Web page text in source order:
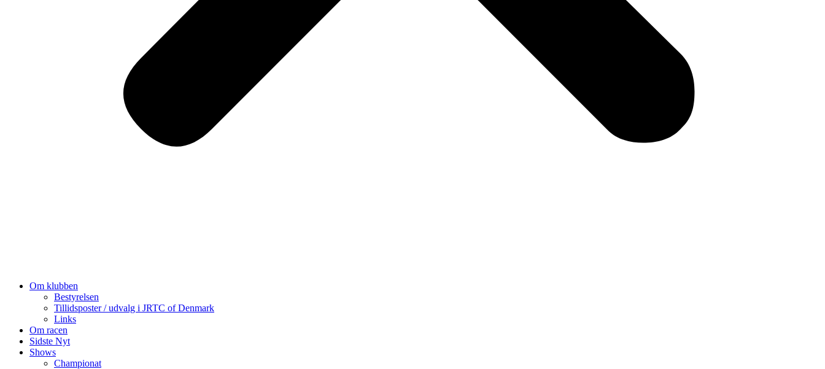
Om klubben
Bestyrelsen
Tillidsposter / udvalg i JRTC of Denmark
Links
Om racen
Sidste Nyt
Shows
Championat